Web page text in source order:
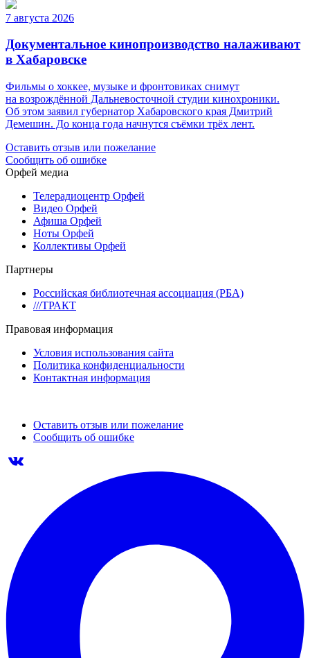
7 августа 2026
Документальное кинопроизводство налаживают
в Хабаровске
Фильмы о хоккее, музыке и фронтовиках снимут
на возрождённой Дальневосточной студии кинохроники.
Об этом заявил губернатор Хабаровского края Дмитрий
Демешин. До конца года начнутся съёмки трёх лент.
Оставить отзыв или пожелание
Сообщить об ошибке
Орфей медиа
Телерадиоцентр Орфей
Видео Орфей
Афиша Орфей
Ноты Орфей
Коллективы Орфей
Партнеры
Российская библиотечная ассоциация (РБА)
///ТРАКТ
Правовая информация
Условия использования сайта
Политика конфиденциальности
Контактная информация
Оставить отзыв или пожелание
Сообщить об ошибке